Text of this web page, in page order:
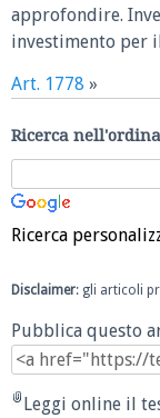
approfondire.
investimento per
Art. 1778 »
Ricerca
Ricerca
Disclaimer: gli articoli
Pubblica questo
Leggi online il